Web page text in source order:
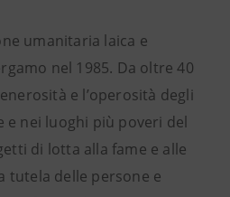
umanitaria laica e
nel 1985. Da oltre 40
e l’operosità degli
e nei luoghi più poveri del
di lotta alla fame e alle
tutela delle persone e